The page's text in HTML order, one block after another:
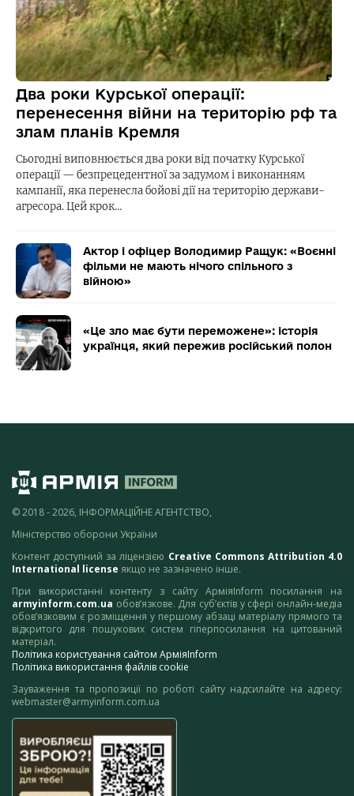
Два роки Курської операції:
перенесення війни на територію рф та
злам планів Кремля
Сьогодні виповнюється два роки від початку Курської
операції — безпрецедентної за задумом і виконанням
кампанії, яка перенесла бойові дії на територію держави-
агресора. Цей крок…
Актор і офіцер Володимир Ращук: «Воєнні
фільми не мають нічого спільного з
війною»
«Це зло має бути переможене»: історія
українця, який пережив російський полон
© 2018 - 2026, ІНФОРМАЦІЙНЕ АГЕНТСТВО,
Міністерство оборони України
Контент доступний за ліцензією Creative Commons Attribution 4.0
International license якщо не зазначено інше.
При використанні контенту з сайту АрміяInform посилання на
armyinform.com.ua обов’язкове. Для суб’єктів у сфері онлайн-медіа
обов’язковим є розміщення у першому абзаці матеріалу прямого та
відкритого для пошукових систем гіперпосилання на цитований
матеріал.
Політика користування сайтом АрміяInform
Політика використання файлів cookie
Зауваження та пропозиції по роботі сайту надсилайте на адресу:
webmaster@armyinform.com.ua